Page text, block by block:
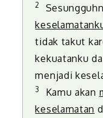
2
tidak takut
kekuatanku
menjadi
3 Kamu akan
keselamatan